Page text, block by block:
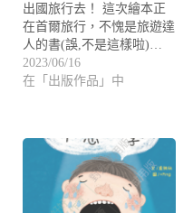
出國旅行去！ 這次繪本正
在首爾旅行，不愧是旅遊達
人的書(誤,不是這樣啦)…
2023/06/16
在「出版作品」中